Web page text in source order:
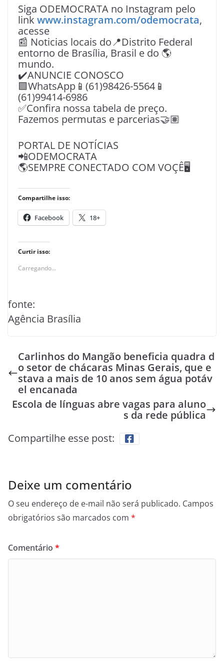
Siga ODEMOCRATA no Instagram pelo
link www.instagram.com/odemocrata,
acesse
📰 Noticias locais do📍Distrito Federal
entorno de Brasília, Brasil e do 🌎
mundo.
✔️ANUNCIE CONOSCO
🟩WhatsApp📱(61)98426-5564📱
(61)99414-6986
✅Confira nossa tabela de preço.
Fazemos permutas e parcerias🤝🏽
PORTAL DE NOTÍCIAS
📲ODEMOCRATA
🌎SEMPRE CONECTADO COM VOÇÊ🖥️
Compartilhe isso:
Facebook 18+
Curtir isso:
Carregando...
fonte:
Agência Brasília
Carlinhos do Mangão beneficia quadra d
o setor de chácaras Minas Gerais, que e
stava a mais de 10 anos sem água potáv
el encanada
Escola de línguas abre vagas para aluno
s da rede pública
Compartilhe esse post:
Deixe um comentário
O seu endereço de e-mail não será publicado. Campos
obrigatórios são marcados com *
Comentário *